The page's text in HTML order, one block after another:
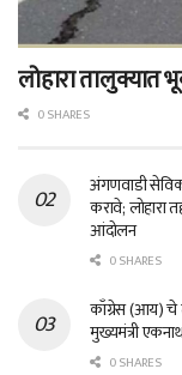
लोहारा तालुक्यात
0 SHARES
अंगणवाडी
करावे; लोहारा
आंदोलन
0 SHARES
काँग्रेस (आय) चे
मुख्यमंत्री
0 SHARES